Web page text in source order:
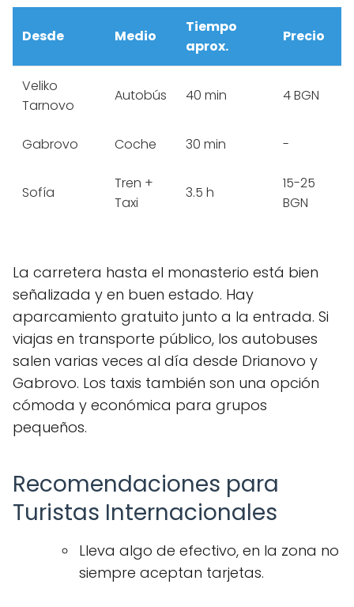
Desde Medio
Tiempo
aprox.
Precio
Veliko
Tarnovo
Autobús 40 min 4 BGN
Gabrovo Coche 30 min -
Sofía
Tren +
Taxi
3.5 h
15-25
BGN
La carretera hasta el monasterio está bien
señalizada y en buen estado. Hay
aparcamiento gratuito junto a la entrada. Si
viajas en transporte público, los autobuses
salen varias veces al día desde Drianovo y
Gabrovo. Los taxis también son una opción
cómoda y económica para grupos
pequeños.
Recomendaciones para
Turistas Internacionales
Lleva algo de efectivo, en la zona no
siempre aceptan tarjetas.